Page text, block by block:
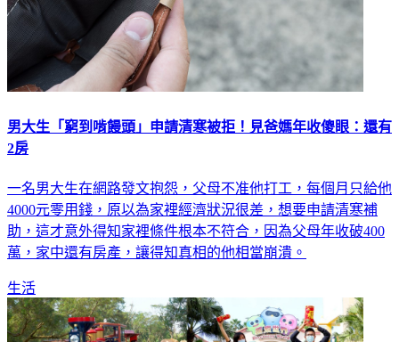
男大生「窮到啃饅頭」申請清寒被拒！見爸媽年收傻眼：還有
2房
一名男大生在網路發文抱怨，父母不准他打工，每個月只給他
4000元零用錢，原以為家裡經濟狀況很差，想要申請清寒補
助，這才意外得知家裡條件根本不符合，因為父母年收破400
萬，家中還有房產，讓得知真相的他相當崩潰。
生活